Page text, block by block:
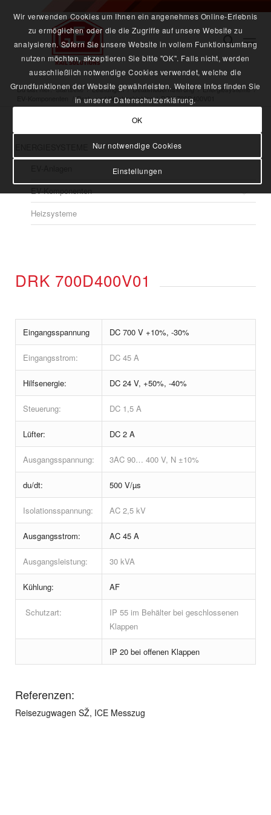
Du bist hier: Startseite / Leistungen / Detailmodernisierung / Energiesysteme /
Dreh- und Wechselrichter / DRK 700D400V01
DRK 700D400V01
Eingangsspannung DC 700 V +10%, -30%
Eingangsstrom: DC 45 A
Hilfsenergie: DC 24 V, +50%, -40%
Steuerung: DC 1,5 A
Lüfter: DC 2 A
Ausgangsspannung: 3AC 90… 400 V, N ±10%
du/dt: 500 V/µs
Isolationsspannung: AC 2,5 kV
Ausgangsstrom: AC 45 A
Ausgangsleistung: 30 kVA
Kühlung: AF
Schutzart:
IP 55 im Behälter bei geschlossenen
Klappen
IP 20 bei offenen Klappen
Referenzen:
Reisezugwagen SŽ, ICE Messzug
EV-Komponenten
Batterieladegeräte
BLG 440K24V01
BLG 200 und BLG BR185
BLG EBC 480A74V01
BLG 480A74V02
BLG TRAXX 3P
DRH 700D400V01
Heizsysteme
Wir verwenden Cookies um Ihnen ein angenehmes Online-Erlebnis
zu ermöglichen oder die die Zugriffe auf unsere Website zu
analysieren. Sofern Sie unsere Website in vollem Funktionsumfang
nutzen möchten, akzeptieren Sie bitte "OK". Falls nicht, werden
ausschließlich notwendige Cookies verwendet, welche die
Grundfunktionen der Website gewährleisten. Weitere Infos finden Sie
in unserer Datenschutzerklärung.
OK
Nur notwendige Cookies
Einstellungen